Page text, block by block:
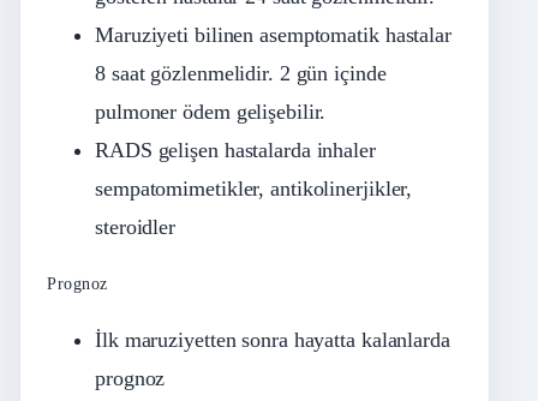
Maruziyeti bilinen asemptomatik hastalar
8 saat gözlenmelidir. 2 gün içinde
pulmoner ödem gelişebilir.
RADS gelişen hastalarda inhaler
sempatomimetikler, antikolinerjikler,
steroidler
Prognoz
İlk maruziyetten sonra hayatta kalanlarda
prognoz